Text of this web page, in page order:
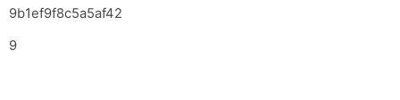
9b1ef9f8c5a5af42
9